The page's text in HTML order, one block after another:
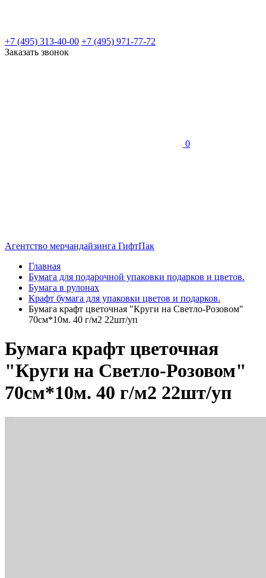
+7 (495) 313-40-00 +7 (495) 971-77-72
Заказать звонок
0
Агентство мерчандайзинга ГифтПак
Главная
Бумага для подарочной упаковки подарков и цветов.
Бумага в рулонах
Крафт бумага для упаковки цветов и подарков.
Бумага крафт цветочная "Круги на Светло-Розовом"
70см*10м. 40 г/м2 22шт/уп
Бумага крафт цветочная
"Круги на Светло-Розовом"
70см*10м. 40 г/м2 22шт/уп